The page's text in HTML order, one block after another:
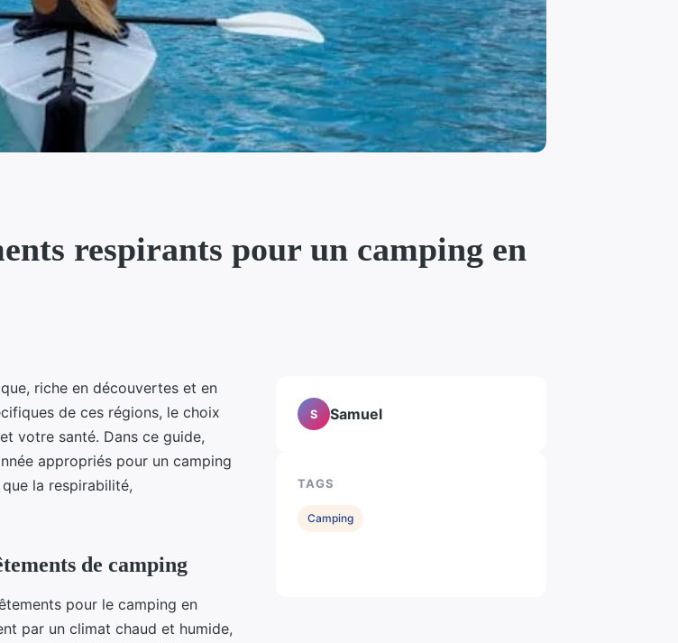
respirants pour un camping en
riche en découvertes et en
de ces régions, le choix
votre santé. Dans ce guide,
appropriés pour un camping
la respirabilité,
de camping
pour le camping en
par un climat chaud et humide,
S Samuel
TAGS
Camping